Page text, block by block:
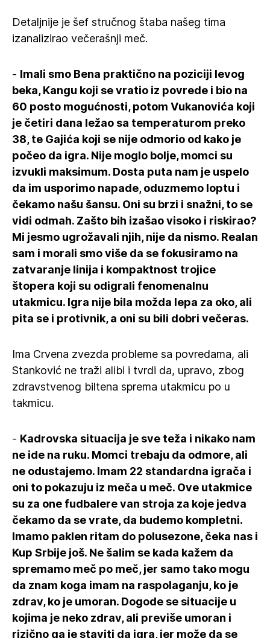
Detaljnije je šef stručnog štaba našeg tima
izanalizirao večerašnji meč.
- Imali smo Bena praktično na poziciji levog
beka, Kangu koji se vratio iz povrede i bio na
60 posto mogućnosti, potom Vukanovića koji
je četiri dana ležao sa temperaturom preko
38, te Gajića koji se nije odmorio od kako je
počeo da igra. Nije moglo bolje, momci su
izvukli maksimum. Dosta puta nam je uspelo
da im usporimo napade, oduzmemo loptu i
čekamo našu šansu. Oni su brzi i snažni, to se
vidi odmah. Zašto bih izašao visoko i riskirao?
Mi jesmo ugrožavali njih, nije da nismo. Realan
sam i morali smo više da se fokusiramo na
zatvaranje linija i kompaktnost trojice
štopera koji su odigrali fenomenalnu
utakmicu. Igra nije bila možda lepa za oko, ali
pita se i protivnik, a oni su bili dobri večeras.
Ima Crvena zvezda probleme sa povredama, ali
Stanković ne traži alibi i tvrdi da, upravo, zbog
zdravstvenog biltena sprema utakmicu po u
takmicu.
- Kadrovska situacija je sve teža i nikako nam
ne ide na ruku. Momci trebaju da odmore, ali
ne odustajemo. Imam 22 standardna igrača i
oni to pokazuju iz meča u meč. Ove utakmice
su za one fudbalere van stroja za koje jedva
čekamo da se vrate, da budemo kompletni.
Imamo paklen ritam do polusezone, čeka nas i
Kup Srbije još. Ne šalim se kada kažem da
spremamo meč po meč, jer samo tako mogu
da znam koga imam na raspolaganju, ko je
zdrav, ko je umoran. Dogode se situacije u
kojima je neko zdrav, ali previše umoran i
rizično ga je staviti da igra, jer može da se